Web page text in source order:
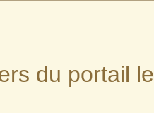
du portail